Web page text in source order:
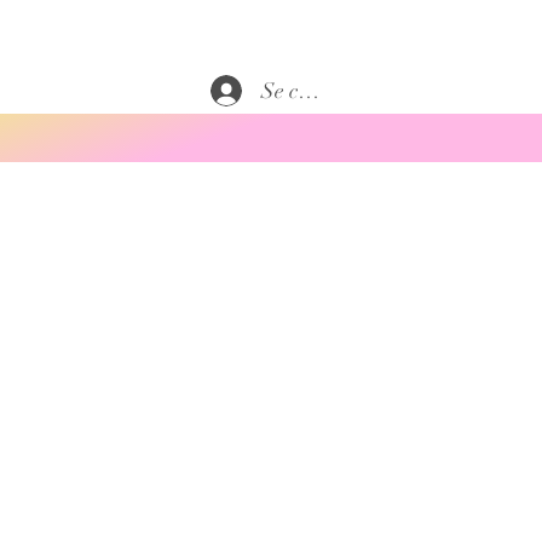
Se connecter